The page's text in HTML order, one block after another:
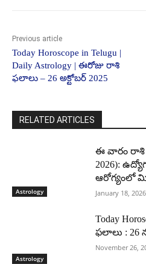
Previous article
Today Horoscope in Telugu |
Daily Astrology | ఈరోజు రాశి
ఫలాలు – 26 అక్టోబర్ 2025
RELATED ARTICLES
Astrology
ఈ వారం రాశి
2026):
ఆరోగ్యంలో
January 18,
Astrology
Today
ఫలాలు : 26
November 26,